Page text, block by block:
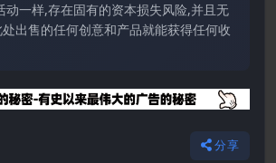
动一样,存在固有的资本损失风险,并且无
出售的任何创意和产品就能获得任何收
分享